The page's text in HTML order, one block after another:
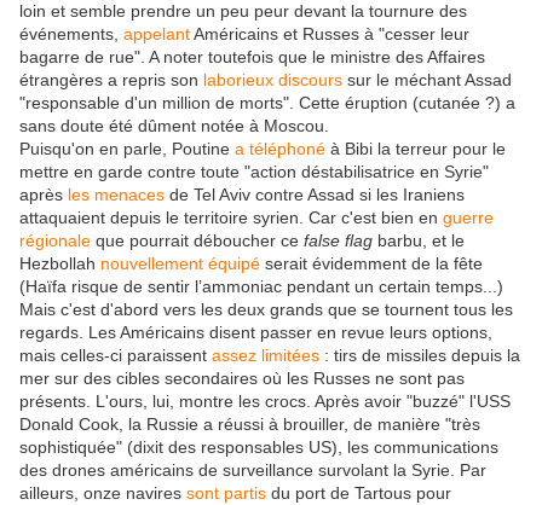
loin et semble prendre un peu peur devant la tournure des
événements, appelantAméricains et Russes à "cesser leur
bagarre de rue". A noter toutefois que le ministre des Affaires
étrangères a repris son laborieux discours sur le méchant Assad
"responsable d'un million de morts". Cette éruption (cutanée ?) a
sans doute été dûment notée à Moscou.
Puisqu'on en parle, Poutine a téléphoné à Bibi la terreur pour le
mettre en garde contre toute "action déstabilisatrice en Syrie"
après les menaces de Tel Aviv contre Assad si les Iraniens
attaquaient depuis le territoire syrien. Car c'est bien en guerre
régionale que pourrait déboucher ce false flag barbu, et le
Hezbollah nouvellement équipé serait évidemment de la fête
(Haïfa risque de sentir l’ammoniac pendant un certain temps...)
Mais c'est d'abord vers les deux grands que se tournent tous les
regards. Les Américains disent passer en revue leurs options,
mais celles-ci paraissent assez limitées : tirs de missiles depuis la
mer sur des cibles secondaires où les Russes ne sont pas
présents. L'ours, lui, montre les crocs. Après avoir "buzzé" l'USS
Donald Cook, la Russie a réussi à brouiller, de manière "très
sophistiquée" (dixit des responsables US), les communications
des drones américains de surveillance survolant la Syrie. Par
ailleurs, onze navires sont partis du port de Tartous pour